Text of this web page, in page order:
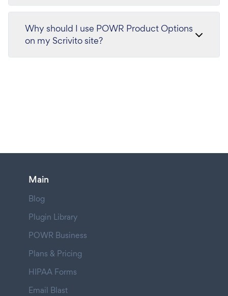
Why should I use POWR Product Options
on my Scrivito site?
Main
Blog
Plugin Library
POWR Business
Plans & Pricing
HIPAA Forms
Email Blast